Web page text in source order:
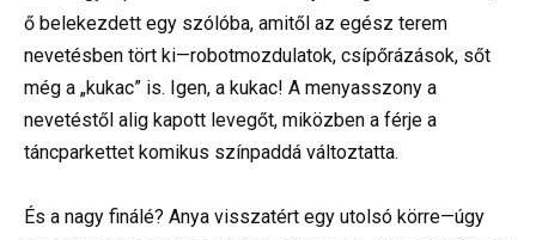
ő belekezdett egy szólóba, amitől az egész terem
nevetésben tört ki—robotmozdulatok, csípőrázások, sőt
még a „kukac” is. Igen, a kukac! A menyasszony a
nevetéstől alig kapott levegőt, miközben a férje a
táncparkettet komikus színpaddá változtatta.
És a nagy finálé? Anya visszatért egy utolsó körre—úgy